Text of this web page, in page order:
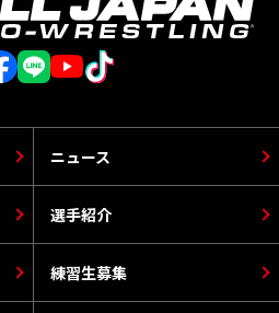
選手紹介
ニュース
練習生募集